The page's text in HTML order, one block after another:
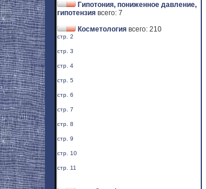
Гипотония, пониженное давление,
гипотензия всего: 7
Косметология всего: 210
стр. 2
стр. 3
стр. 4
стр. 5
стр. 6
стр. 7
стр. 8
стр. 9
стр. 10
стр. 11